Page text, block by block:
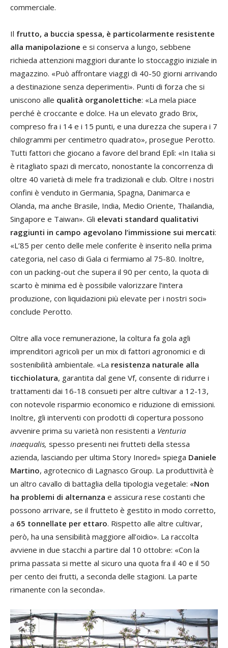
commerciale.
Il frutto, a buccia spessa, è particolarmente resistente
alla manipolazione e si conserva a lungo, sebbene
richieda attenzioni maggiori durante lo stoccaggio iniziale in
magazzino. «Può affrontare viaggi di 40-50 giorni arrivando
a destinazione senza deperimenti». Punti di forza che si
uniscono alle qualità organolettiche: «La mela piace
perché è croccante e dolce. Ha un elevato grado Brix,
compreso fra i 14 e i 15 punti, e una durezza che supera i 7
chilogrammi per centimetro quadrato», prosegue Perotto.
Tutti fattori che giocano a favore del brand Eplì: «In Italia si
è ritagliato spazi di mercato, nonostante la concorrenza di
oltre 40 varietà di mele fra tradizionali e club. Oltre i nostri
confini è venduto in Germania, Spagna, Danimarca e
Olanda, ma anche Brasile, India, Medio Oriente, Thailandia,
Singapore e Taiwan». Gli elevati standard qualitativi
raggiunti in campo agevolano l’immissione sui mercati:
«L’85 per cento delle mele conferite è inserito nella prima
categoria, nel caso di Gala ci fermiamo al 75-80. Inoltre,
con un packing-out che supera il 90 per cento, la quota di
scarto è minima ed è possibile valorizzare l’intera
produzione, con liquidazioni più elevate per i nostri soci»
conclude Perotto.
Oltre alla voce remunerazione, la coltura fa gola agli
imprenditori agricoli per un mix di fattori agronomici e di
sostenibilità ambientale. «La resistenza naturale alla
ticchiolatura, garantita dal gene Vf, consente di ridurre i
trattamenti dai 16-18 consueti per altre cultivar a 12-13,
con notevole risparmio economico e riduzione di emissioni.
Inoltre, gli interventi con prodotti di copertura possono
avvenire prima su varietà non resistenti a Venturia
inaequalis, spesso presenti nei frutteti della stessa
azienda, lasciando per ultima Story Inored» spiega Daniele
Martino, agrotecnico di Lagnasco Group. La produttività è
un altro cavallo di battaglia della tipologia vegetale: «Non
ha problemi di alternanza e assicura rese costanti che
possono arrivare, se il frutteto è gestito in modo corretto,
a 65 tonnellate per ettaro. Rispetto alle altre cultivar,
però, ha una sensibilità maggiore all’oidio». La raccolta
avviene in due stacchi a partire dal 10 ottobre: «Con la
prima passata si mette al sicuro una quota fra il 40 e il 50
per cento dei frutti, a seconda delle stagioni. La parte
rimanente con la seconda».